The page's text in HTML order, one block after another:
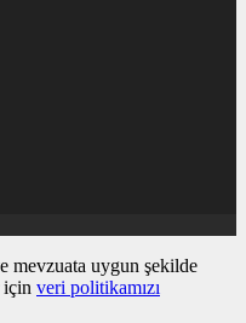
mevzuata uygun şekilde
için veri politikamızı